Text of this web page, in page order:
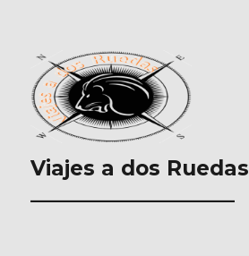
Viajes a dos Ruedas
___________________